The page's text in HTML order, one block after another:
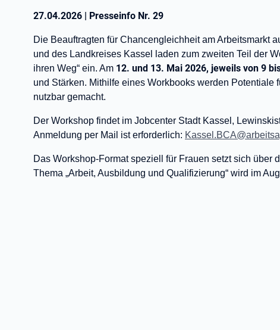
27.04.2026 | Presseinfo Nr. 29
Die Beauftragten für Chancengleichheit am Arbeitsmarkt
und des Landkreises Kassel laden zum zweiten Teil der
ihren Weg“ ein. Am 12. und 13. Mai 2026, jeweils von 9
und Stärken. Mithilfe eines Workbooks werden Potentiale
nutzbar gemacht.
Der Workshop findet im Jobcenter Stadt Kassel,
Anmeldung per Mail ist erforderlich:
Das Workshop-Format speziell für Frauen setzt sich über
Thema „Arbeit, Ausbildung und Qualifizierung“ wird im